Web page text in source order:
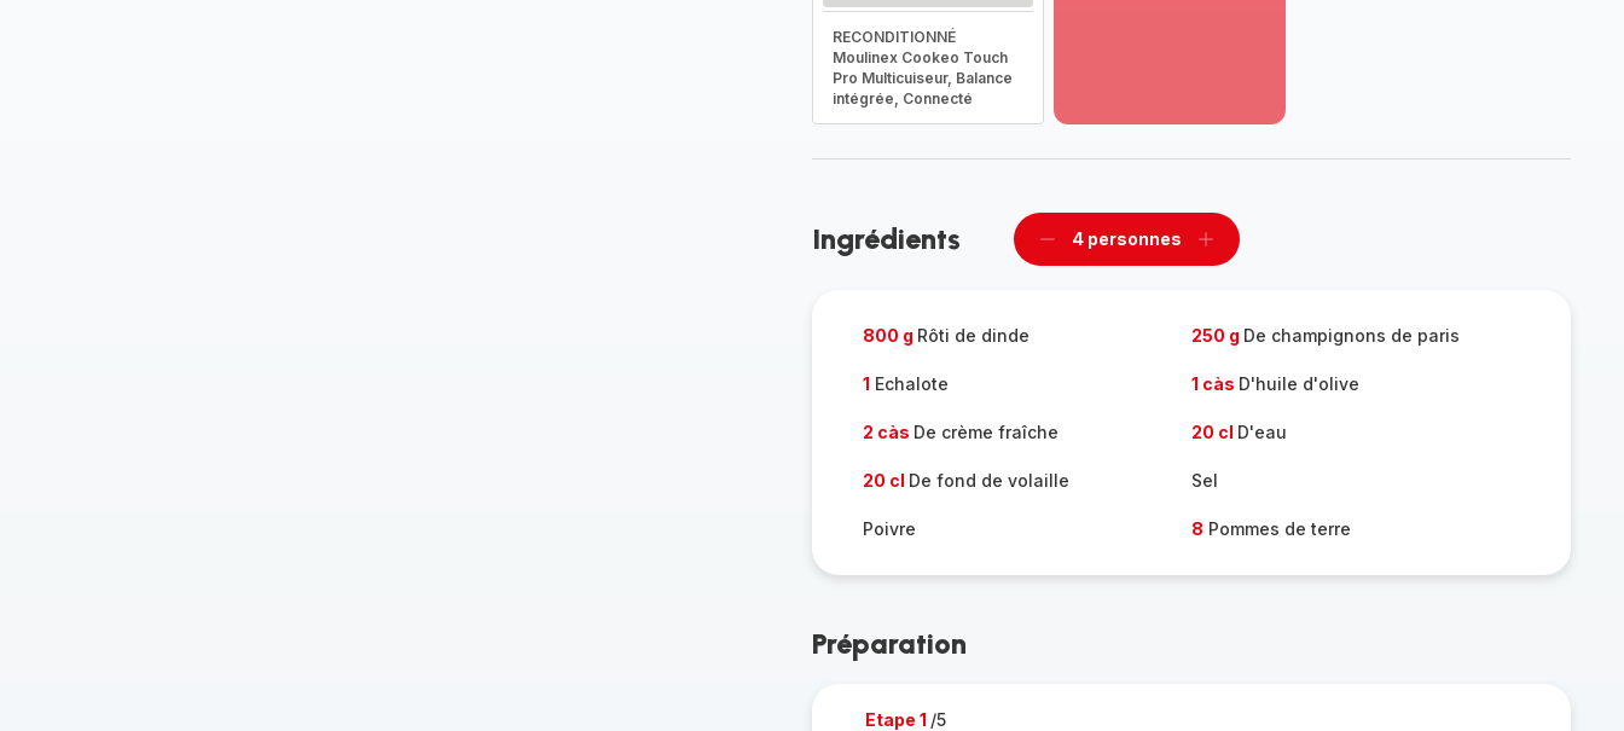
RECONDITIONNÉ
Moulinex Cookeo Touch
Pro Multicuiseur, Balance
intégrée, Connecté
-
Ingrédients
Supprimer
4 personnes
Ajouter
800 g Rôti de dinde 250 g De champignons de paris
1 Echalote 1 càs D'huile d'olive
2 càs De crème fraîche 20 cl D'eau
20 cl De fond de volaille Sel
Poivre 8 Pommes de terre
Préparation
Etape 1 /5